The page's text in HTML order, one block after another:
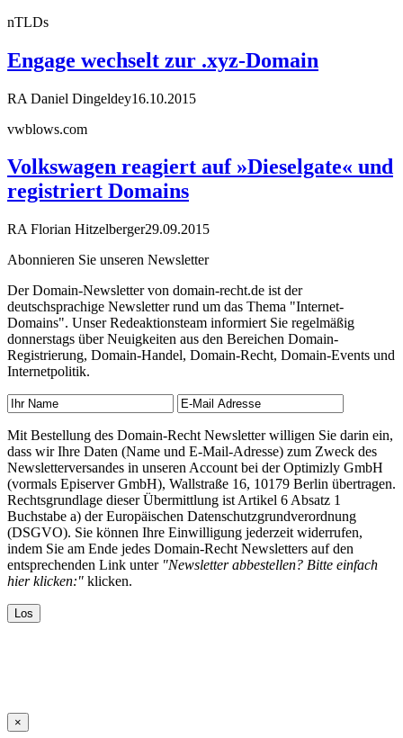
nTLDs
Engage wechselt zur .xyz-Domain
RA Daniel Dingeldey16.10.2015
vwblows.com
Volkswagen reagiert auf »Dieselgate« und
registriert Domains
RA Florian Hitzelberger29.09.2015
Abonnieren Sie unseren Newsletter
Der Domain-Newsletter von domain-recht.de ist der
deutschsprachige Newsletter rund um das Thema "Internet-
Domains". Unser Redeaktionsteam informiert Sie regelmäßig
donnerstags über Neuigkeiten aus den Bereichen Domain-
Registrierung, Domain-Handel, Domain-Recht, Domain-Events und
Internetpolitik.
Mit Bestellung des Domain-Recht Newsletter willigen Sie darin ein,
dass wir Ihre Daten (Name und E-Mail-Adresse) zum Zweck des
Newsletterversandes in unseren Account bei der Optimizly GmbH
(vormals Episerver GmbH), Wallstraße 16, 10179 Berlin übertragen.
Rechtsgrundlage dieser Übermittlung ist Artikel 6 Absatz 1
Buchstabe a) der Europäischen Datenschutzgrundverordnung
(DSGVO). Sie können Ihre Einwilligung jederzeit widerrufen,
indem Sie am Ende jedes Domain-Recht Newsletters auf den
entsprechenden Link unter "Newsletter abbestellen? Bitte einfach
hier klicken:" klicken.
×